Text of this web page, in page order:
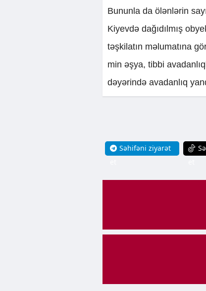
Bununla da ölənlərin
Kiyevdə dağıdılmış
təşkilatın məlumatına
min əşya, tibbi
dəyərində avadanlıq
Səhifəni ziyarət